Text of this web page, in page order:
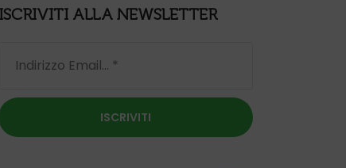
ISCRIVITI ALLA NEWSLETTER